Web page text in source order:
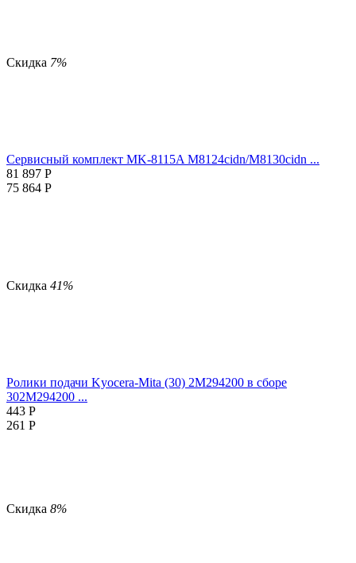
Скидка 7%
Сервисный комплект MK-8115A M8124cidn/M8130cidn ...
81 897 Р
75 864 Р
Скидка 41%
Ролики подачи Kyocera-Mita (30) 2M294200 в сборе
302M294200 ...
443 Р
261 Р
Скидка 8%